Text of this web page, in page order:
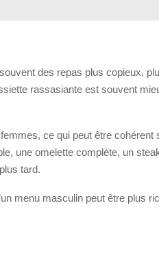
des repas plus copieux,
rassasiante est souvent
ce qui peut être cohérent
une omelette complète, un
tard.
menu masculin peut être plus